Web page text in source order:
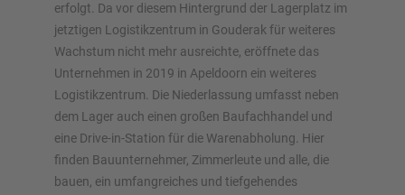
erfolgt. Da vor diesem Hintergrund der Lagerplatz im
jetztigen Logistikzentrum in Gouderak für weiteres
Wachstum nicht mehr ausreichte, eröffnete das
Unternehmen in 2019 in Apeldoorn ein weiteres
Logistikzentrum. Die Niederlassung umfasst neben
dem Lager auch einen großen Baufachhandel und
eine Drive-in-Station für die Warenabholung. Hier
finden Bauunternehmer, Zimmerleute und alle, die
bauen, ein umfangreiches und tiefgehendes